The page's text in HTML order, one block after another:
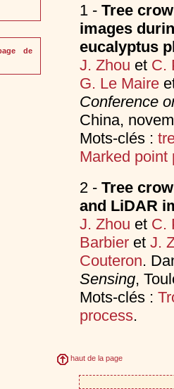
de
1 - Tree
images
eucalyptus
J. Zhou et C.
G. Le Maire
Conference
China,
Mots-clés :
Marked point
2 - Tree
and LiDAR
J. Zhou et C.
Barbieret J.
Couteron.
Sensing,
Mots-clés :
process.
haut de la page